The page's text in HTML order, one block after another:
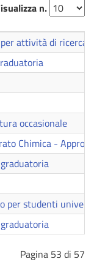
n.
attività di ricerca
occasionale
Chimica -
per studenti
Pagina 53 di 57